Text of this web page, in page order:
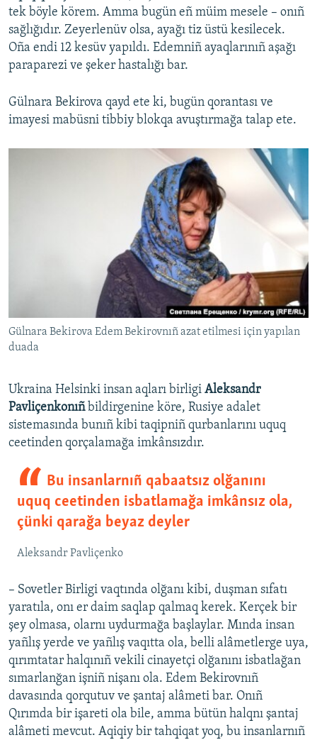
tek böyle körem. Amma bugün eñ müim mesele – onıñ
sağlığıdır. Zeyerlenüv olsa, ayağı tiz üstü kesilecek.
Oña endi 12 kesüv yapıldı. Edemniñ ayaqlarınıñ aşağı
paraparezi ve şeker hastalığı bar.
Gülnara Bekirova qayd ete ki, bugün qorantası ve
imayesi mabüsni tibbiy blokqa avuştırmağa talap ete.
Gülnara Bekirova Edem Bekirovnıñ azat etilmesi için yapılan
duada
Ukraina Helsinki insan aqları birligi Aleksandr
Pavliçenkonıñbildirgenine köre, Rusiye adalet
sistemasında bunıñ kibi taqipniñ qurbanlarını uquq
ceetinden qorçalamağa imkânsızdır.
Bu insanlarnıñ qabaatsız olğanını
uquq ceetinden isbatlamağa imkânsız ola,
çünki qarağa beyaz deyler
Aleksandr Pavliçenko
– Sovetler Birligi vaqtında olğanı kibi, duşman sıfatı
yaratıla, onı er daim saqlap qalmaq kerek. Kerçek bir
şey olmasa, olarnı uydurmağa başlaylar. Mında insan
yañlış yerde ve yañlış vaqıtta ola, belli alâmetlerge uya,
qırımtatar halqınıñ vekili cinayetçi olğanını isbatlağan
sımarlanğan işniñ nişanı ola. Edem Bekirovnıñ
davasında qorqutuv ve şantaj alâmeti bar. Onıñ
Qırımda bir işareti ola bile, amma bütün halqnı şantaj
alâmeti mevcut. Aqiqiy bir tahqiqat yoq, bu insanlarnıñ